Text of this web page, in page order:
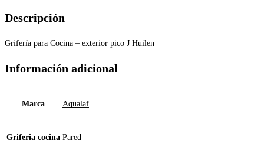
Descripción
Grifería para Cocina – exterior pico J Huilen
Información adicional
Marca Aqualaf
Griferia cocina Pared